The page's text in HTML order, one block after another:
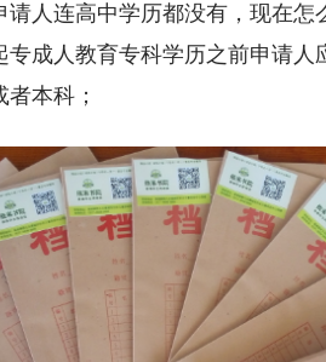
请人连高中学历都没有，现在怎
成人教育专科学历之前申请
本科；